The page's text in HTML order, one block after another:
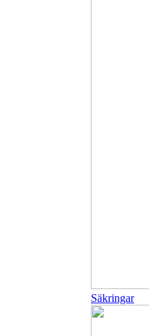
Säkringar